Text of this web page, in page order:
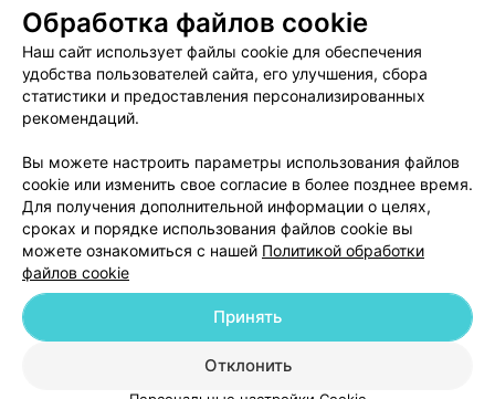
Пользовательское соглашение
Способы оплаты
Вакансии
Партнеры
Написать руководителю 103.by
Обработка персональных данных
© 2026 ООО «Артокс Лаб», УНП 191700409
| 220012, Республика Беларусь,
Служба поддержки +375 291212755
Обработка файлов cookie
Наш сайт использует файлы cookie для обеспечения
удобства пользователей сайта, его улучшения, сбора
статистики и предоставления персонализированных
рекомендаций.
Вы можете настроить параметры использования файлов
cookie или изменить свое согласие в более позднее время.
Для получения дополнительной информации о целях,
сроках и порядке использования файлов cookie вы
можете ознакомиться с нашей Политикой обработки
файлов cookie
Отклонить
Принять